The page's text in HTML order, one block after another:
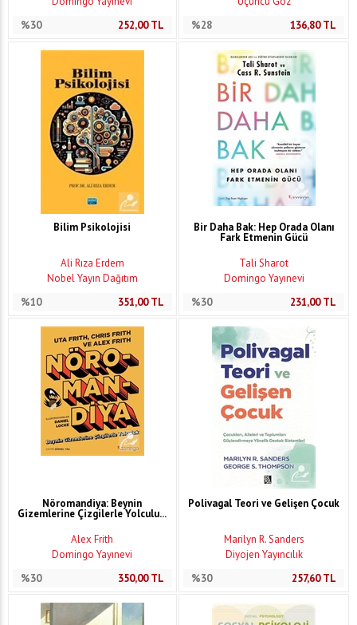
%30
252,00TL
%28
136,80TL
Bilim Psikolojisi
Ali Rıza Erdem
Nobel Yayın Dağıtım
%10
351,00TL
Bir Daha Bak: Hep Orada Olanı
Fark Etmenin Gücü
Tali Sharot
Domingo Yayınevi
%30
231,00TL
Nöromandiya: Beynin
Gizemlerine Çizgilerle Yolculu...
Alex Frith
Domingo Yayınevi
%30
350,00TL
Polivagal Teori ve Gelişen Çocuk
Marilyn R. Sanders
Diyojen Yayıncılık
%30
257,60TL